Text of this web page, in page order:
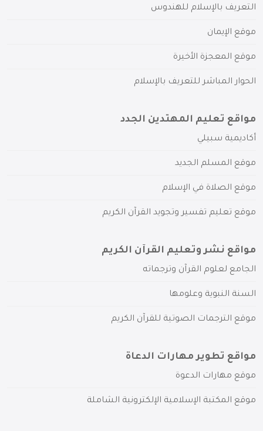
التعريف بالإسلام للهندوس
موقع الإيمان
موقع المعجزة الأخيرة
الحوار المباشر للتعريف بالإسلام
مواقع تعليم المهتدين الجدد
أكاديمية سبيلي
موقع المسلم الجديد
موقع الصلاة في الإسلام
موقع تعليم تفسير وتجويد القرآن الكريم
مواقع نشر وتعليم القرآن الكريم
الجامع لعلوم القرآن وترجماته
السنة النبوية وعلومها
موقع الترجمات الصوتية للقرآن الكريم
مواقع تطوير مهارات الدعاة
موقع مهارات الدعوة
موقع المكتبة الإسلامية الإلكترونية الشاملة